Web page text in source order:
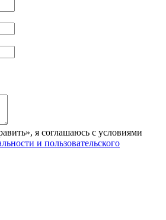
я соглашаюсь с условиями
и пользовательского